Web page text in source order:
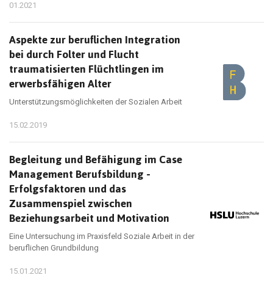
01.2021
Aspekte zur beruflichen Integration
bei durch Folter und Flucht
traumatisierten Flüchtlingen im
erwerbsfähigen Alter
Unterstützungsmöglichkeiten der Sozialen Arbeit
15.02.2019
Begleitung und Befähigung im Case
Management Berufsbildung -
Erfolgsfaktoren und das
Zusammenspiel zwischen
Beziehungsarbeit und Motivation
Eine Untersuchung im Praxisfeld Soziale Arbeit in der
beruflichen Grundbildung
15.01.2021